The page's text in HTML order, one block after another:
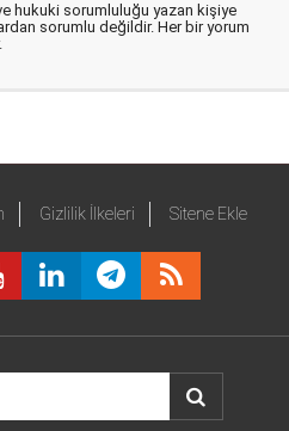
hukuki sorumluluğu yazan kişiye
sorumlu değildir. Her bir yorum
Gizlilik İlkeleri Sitene Ekle